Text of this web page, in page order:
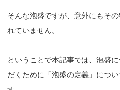
そんな泡盛ですが、意外にもそ
れていません。
ということで本記事では、泡盛
だくために「泡盛の定義」につ